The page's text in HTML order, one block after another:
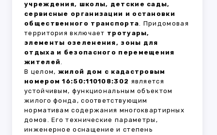
учреждения, школы, детские сады,
сервисные организации и остановки
общественного транспорта. Придомовая
территория включает тротуары,
элементы озеленения, зоны для
отдыха и безопасного перемещения
жителей.
В целом, жилой дом с кадастровым
номером 16:50:110108:302 является
устойчивым, функциональным объектом
жилого фонда, соответствующим
нормативам содержания многоквартирных
домов. Его технические параметры,
инженерное оснащение и степень